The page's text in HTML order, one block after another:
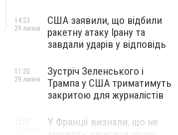
США заявили, що відбили
ракетну атаку Ірану та
завдали ударів у відповідь
14:23
29 липня
Зустріч Зеленського і
Трампа у США триматимуть
закритою для журналістів
11:20
29 липня
У Франції визнали, що не